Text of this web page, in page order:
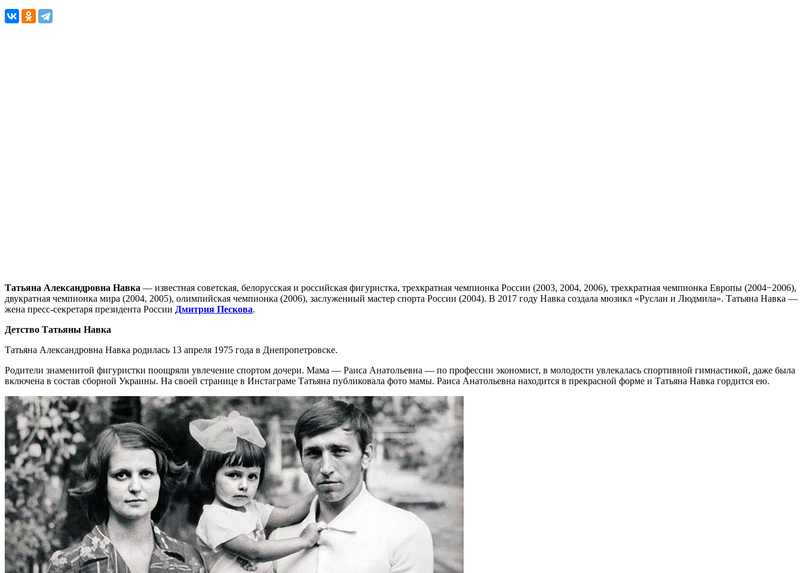
Татьяна Александровна Навка — известная советская, белорусская и российская фигуристка, трехкратная чемпионка России (2003, 2004, 2006), трехкратная чемпионка Европы (2004−2006),
двукратная чемпионка мира (2004, 2005), олимпийская чемпионка (2006), заслуженный мастер спорта России (2004). В 2017 году Навка создала мюзикл «Руслан и Людмила». Татьяна Навка —
жена пресс-секретаря президента России Дмитрия Пескова.
Детство Татьяны Навка
Татьяна Александровна Навка родилась 13 апреля 1975 года в Днепропетровске.
Родители знаменитой фигуристки поощряли увлечение спортом дочери. Мама — Раиса Анатольевна — по профессии экономист, в молодости увлекалась спортивной гимнастикой, даже была
включена в состав сборной Украины. На своей странице в Инстаграме Татьяна публиковала фото мамы. Раиса Анатольевна находится в прекрасной форме и Татьяна Навка гордится ею.